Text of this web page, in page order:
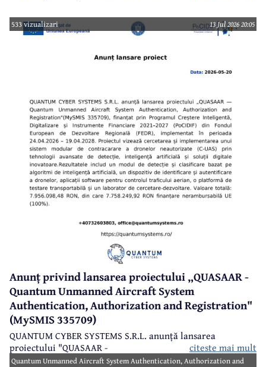
533 vizualizari 13 Jul 2026 20:05
Anunț privind lansarea proiectului „QUASAAR -
Quantum Unmanned Aircraft System
Authentication, Authorization and Registration"
(MySMIS 335709)
QUANTUM CYBER SYSTEMS S.R.L. anunță lansarea
proiectului "QUASAAR -
Quantum Unmanned Aircraft System Authentication, Authorization and
citeste mai mult